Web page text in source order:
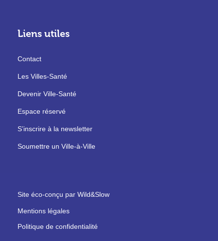
Liens utiles
Contact
Les Villes-Santé
Devenir Ville-Santé
Espace réservé
S’inscrire à la newsletter
Soumettre un Ville-à-Ville
Site éco-conçu par Wild&Slow
Mentions légales
Politique de confidentialité